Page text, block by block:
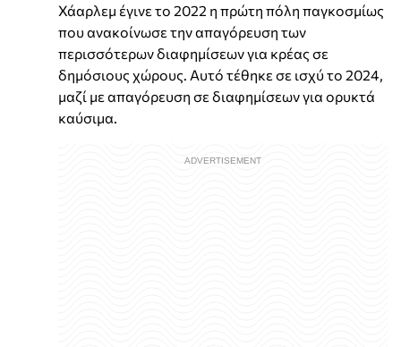
Χάαρλεμ έγινε το 2022 η πρώτη πόλη παγκοσμίως
που ανακοίνωσε την απαγόρευση των
περισσότερων διαφημίσεων για κρέας σε
δημόσιους χώρους. Αυτό τέθηκε σε ισχύ το 2024,
μαζί με απαγόρευση σε διαφημίσεων για ορυκτά
καύσιμα.